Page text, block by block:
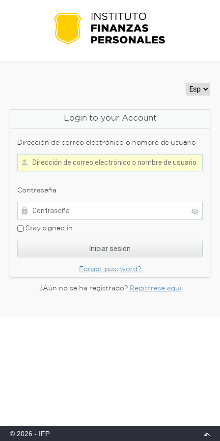
Login to your Account
Dirección de correo electrónico o nombre de usuario
Contraseña
Stay signed in
Forgot password?
¿Aún no se ha registrado? Regístrese aquí
© 2026 - IFP